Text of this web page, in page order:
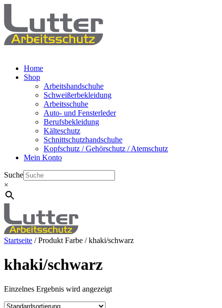
Home
Shop
Arbeitshandschuhe
Schweißerbekleidung
Arbeitsschuhe
Auto- und Fensterleder
Berufsbekleidung
Kälteschutz
Schnittschutzhandschuhe
Kopfschutz / Gehörschutz / Atemschutz
Mein Konto
Suche
×
Startseite / Produkt Farbe / khaki/schwarz
khaki/schwarz
Einzelnes Ergebnis wird angezeigt